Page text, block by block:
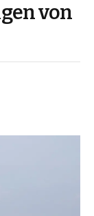
von